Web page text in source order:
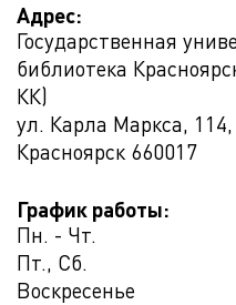
Адрес:
Государственная
библиотека
КК)
ул. Карла Маркса, 114,
Красноярск 660017
График работы:
Пн. - Чт.
Пт., Сб.
Воскресенье